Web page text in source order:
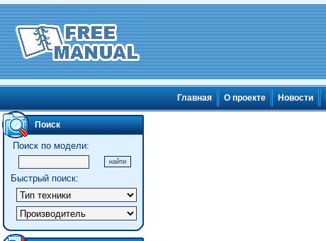
Главная О проекте Новости
Поиск
Поиск по модели:
Быстрый поиск: